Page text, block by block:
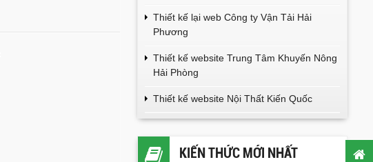
Thiết kế lại web Công ty Vận Tải Hải
Phương
Thiết kế website Trung Tâm Khuyến Nông
Hải Phòng
Thiết kế website Nội Thất Kiến Quốc
KIẾN THỨC MỚI NHẤT